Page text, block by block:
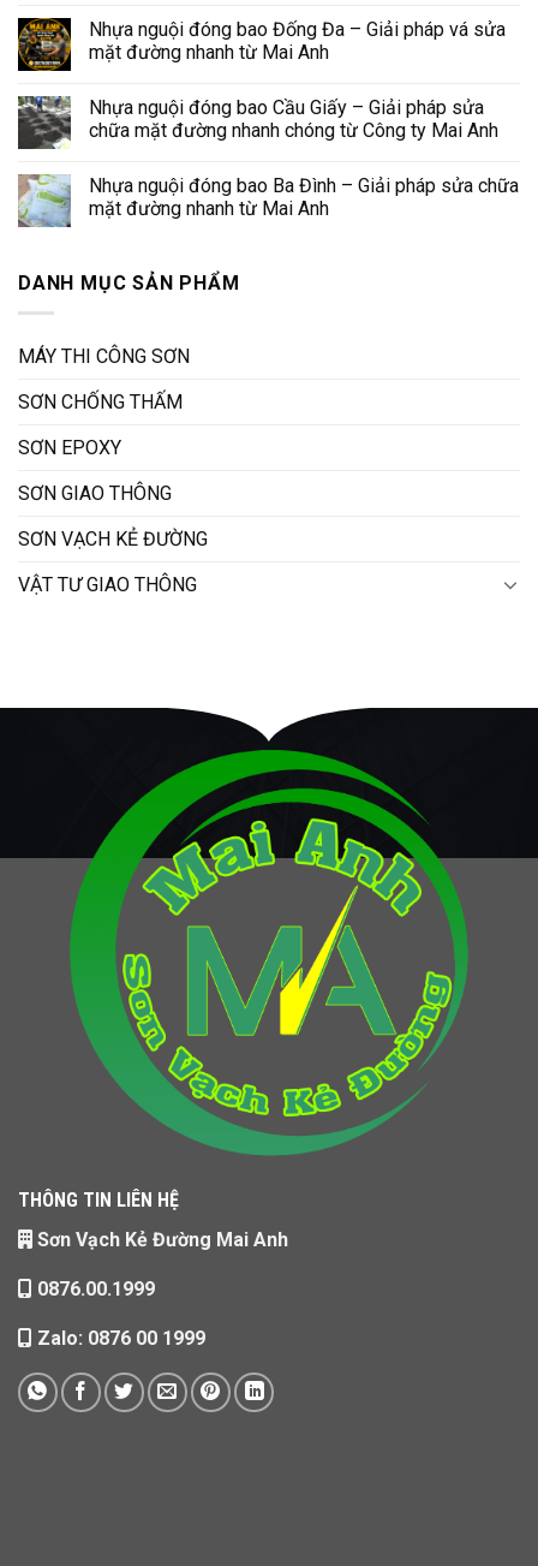
Nhựa nguội đóng bao Đống Đa – Giải pháp vá sửa
mặt đường nhanh từ Mai Anh
Nhựa nguội đóng bao Cầu Giấy – Giải pháp sửa
chữa mặt đường nhanh chóng từ Công ty Mai Anh
Nhựa nguội đóng bao Ba Đình – Giải pháp sửa chữa
mặt đường nhanh từ Mai Anh
DANH MỤC SẢN PHẨM
MÁY THI CÔNG SƠN
SƠN CHỐNG THẤM
SƠN EPOXY
SƠN GIAO THÔNG
SƠN VẠCH KẺ ĐƯỜNG
VẬT TƯ GIAO THÔNG
THÔNG TIN LIÊN HỆ
Sơn Vạch Kẻ Đường Mai Anh
0876.00.1999
Zalo: 0876 00 1999